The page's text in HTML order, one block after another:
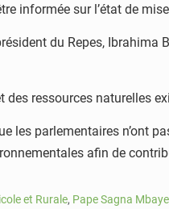
informée sur l’état de
du Repes,
ressources naturelles
les parlementaires n’ont
afin de
et Rurale, Pape Sagna Mbaye